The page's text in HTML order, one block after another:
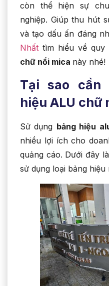
còn thể hiện sự
nghiệp. Giúp thu hút
và tạo dấu ấn đáng
Nhất tìm hiểu về quy
chữ nổi mica này nhé!
Tại sao cần
hiệu ALU chữ
Sử dụng bảng hiệu
nhiều lợi ích cho
quảng cáo. Dưới đây
sử dụng loại bảng hiệu